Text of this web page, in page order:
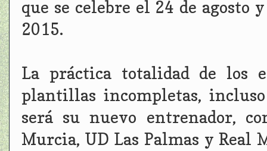
que se celebre el 24 de
2015.
La práctica totalidad de los
plantillas incompletas,
será su nuevo entrenador,
Murcia, UD Las Palmas y Real